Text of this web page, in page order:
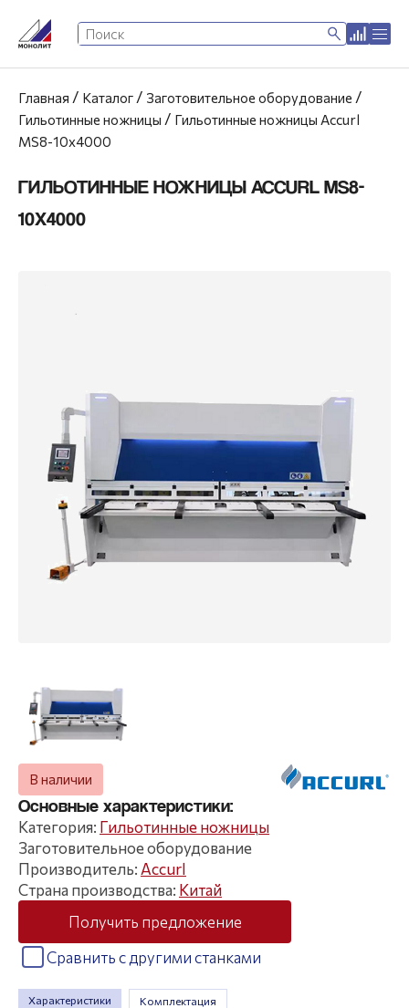
Главная / Каталог / Заготовительное оборудование /
Гильотинные ножницы / Гильотинные ножницы Accurl
MS8-10x4000
ГИЛЬОТИННЫЕ НОЖНИЦЫ ACCURL MS8-
10X4000
В наличии
Основные характеристики:
Категория: Гильотинные ножницы
Заготовительное оборудование
Производитель: Accurl
Страна производства: Китай
Получить предложение
Сравнить с другими станками
Характеристики Комплектация